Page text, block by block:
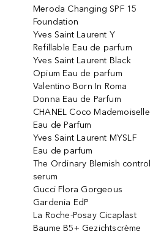
Meroda Changing SPF 15
Foundation
Yves Saint Laurent Y
Refillable Eau de parfum
Yves Saint Laurent Black
Opium Eau de parfum
Valentino Born In Roma
Donna Eau de Parfum
CHANEL Coco Mademoiselle
Eau de Parfum
Yves Saint Laurent MYSLF
Eau de parfum
The Ordinary Blemish control
serum
Gucci Flora Gorgeous
Gardenia EdP
La Roche-Posay Cicaplast
Baume B5+ Gezichtscrème